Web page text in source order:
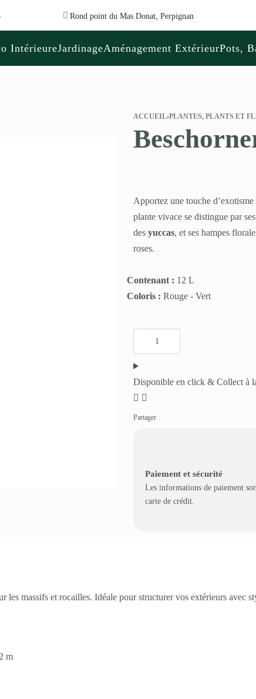
Rond point du Mas Donat, Perpignan
IntérieureJardinageAménagement ExtérieurPots,
ACCUEIL›PLANTES, PLANTS ET
Apportez une touche
plante vivace se distingue par
des yuccas, et ses hampes
roses.
Contenant : 12 L
Coloris : Rouge - Vert
Disponible en click & Collect à
Partager
Paiement et sécurité
Les informations de paiement
carte de crédit.
massifs et rocailles. Idéale pour structurer vos extérieurs avec
m